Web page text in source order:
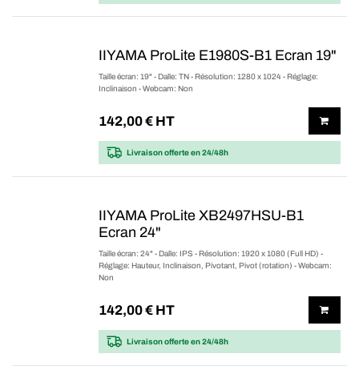
IIYAMA ProLite E1980S-B1 Ecran 19"
Taille écran: 19" - Dalle: TN - Résolution: 1280 x 1024 - Réglage:
Inclinaison - Webcam: Non
142,00€ HT
Livraison offerteen 24/48h
IIYAMA ProLite XB2497HSU-B1
Ecran 24"
Taille écran: 24" - Dalle: IPS - Résolution: 1920 x 1080 (Full HD) -
Réglage: Hauteur, Inclinaison, Pivotant, Pivot (rotation) - Webcam:
Non
142,00€ HT
Livraison offerteen 24/48h